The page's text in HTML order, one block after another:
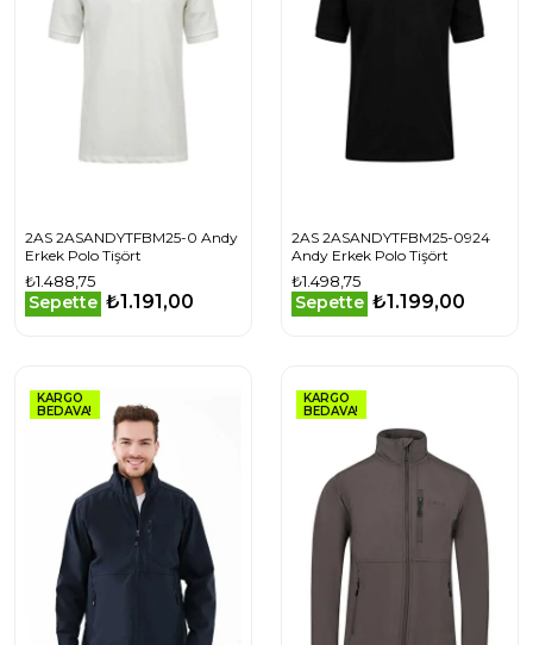
2AS 2ASANDYTFBM25-0 Andy
Erkek Polo Tişört
₺1.488,75
Sepette ₺1.191,00
2AS 2ASANDYTFBM25-0924
Andy Erkek Polo Tişört
₺1.498,75
Sepette ₺1.199,00
KARGO
BEDAVA!
KARGO
BEDAVA!